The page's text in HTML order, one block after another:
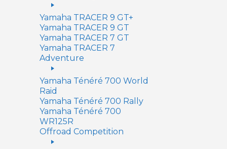
Yamaha TRACER 9 GT+
Yamaha TRACER 9 GT
Yamaha TRACER 7 GT
Yamaha TRACER 7
Adventure
Yamaha Ténéré 700 World
Raid
Yamaha Ténéré 700 Rally
Yamaha Ténéré 700
WR125R
Offroad Competition